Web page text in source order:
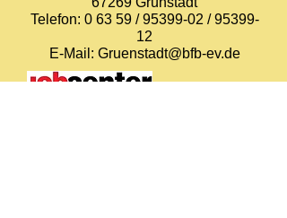
Telefon: 0 63 59 / 95399-02 / 95399-
12
E-Mail: Gruenstadt@bfb-ev.de